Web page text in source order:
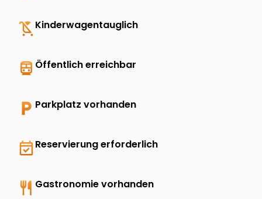
child_friendly Kinderwagentauglich
directions_transit Öffentlich erreichbar
local_parking Parkplatz vorhanden
event_availableReservierung erforderlich
restaurant Gastronomie vorhanden